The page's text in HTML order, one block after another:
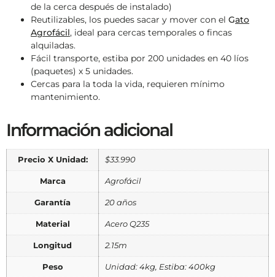
de la cerca después de instalado)
Reutilizables, los puedes sacar y mover con el Gato
Agrofácil, ideal para cercas temporales o fincas
alquiladas.
Fácil transporte, estiba por 200 unidades en 40 líos
(paquetes) x 5 unidades.
Cercas para la toda la vida, requieren mínimo
mantenimiento.
Información adicional
Precio X Unidad: $33.990
Marca Agrofácil
Garantía 20 años
Material Acero Q235
Longitud 2.15m
Peso Unidad: 4kg, Estiba: 400kg